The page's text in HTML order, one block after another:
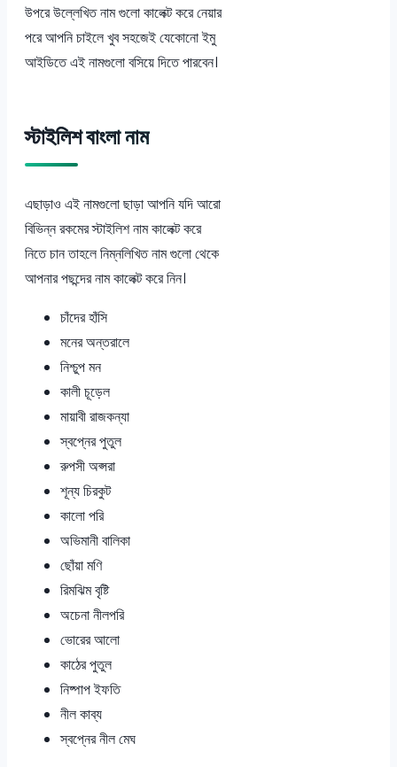
উপরে উল্লেখিত নাম গুলো কালেক্ট করে নেয়ার
পরে আপনি চাইলে খুব সহজেই যেকোনো ইমু
আইডিতে এই নামগুলো বসিয়ে দিতে পারবেন।
স্টাইলিশ বাংলা নাম
এছাড়াও এই নামগুলো ছাড়া আপনি যদি আরো
বিভিন্ন রকমের স্টাইলিশ নাম কালেক্ট করে
নিতে চান তাহলে নিম্নলিখিত নাম গুলো থেকে
আপনার পছন্দের নাম কালেক্ট করে নিন।
চাঁদের হাঁসি
মনের অন্তরালে
নিশ্চুপ মন
কালী চূড়েল
মায়াবী রাজকন্যা
স্বপ্নের পুতুল
রুপসী অপ্সরা
শূন্য চিরকুট
কালো পরি
অভিমানী বালিকা
ছোঁয়া মণি
রিমঝিম বৃষ্টি
অচেনা নীলপরি
ভোরের আলো
কাঠের পুতুল
নিষ্পাপ ইফতি
নীল কাব্য
স্বপ্নের নীল মেঘ